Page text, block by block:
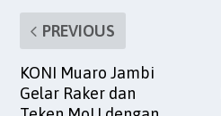
PREVIOUS
KONI Muaro Jambi
Gelar Raker dan